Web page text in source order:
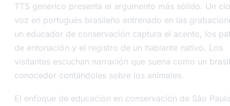
TTS genérico presenta el argumento más sólido. Un
voz en portugués brasileño entrenado en las
un educador de conservación captura el acento, los
de entonación y el registro de un hablante nativo. Los
visitantes escuchan narración que suena como un
conocedor contándoles sobre los animales.
El enfoque de educación en conservación de São